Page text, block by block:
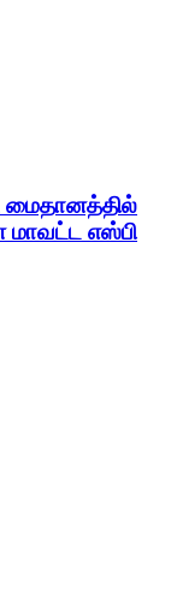
மைதானத்தில்
மாவட்ட எஸ்பி